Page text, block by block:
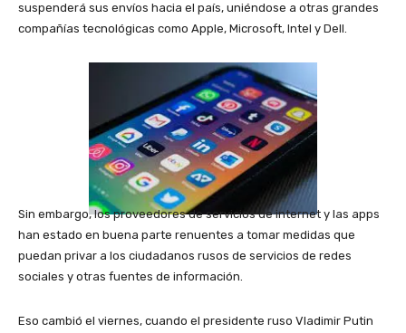
suspenderá sus envíos hacia el país, uniéndose a otras grandes
compañías tecnológicas como Apple, Microsoft, Intel y Dell.
Sin embargo, los proveedores de servicios de internet y las apps
han estado en buena parte renuentes a tomar medidas que
puedan privar a los ciudadanos rusos de servicios de redes
sociales y otras fuentes de información.
Eso cambió el viernes, cuando el presidente ruso Vladimir Putin